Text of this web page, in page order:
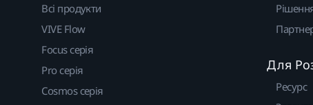
Всі продукти
VIVE Flow
Focus серія
Pro серія
Cosmos серія
Для
Ресурс